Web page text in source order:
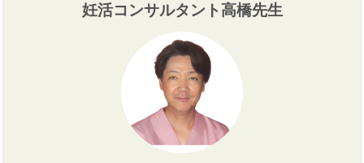
妊活コンサルタント高橋先生